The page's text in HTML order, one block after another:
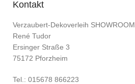
Kontakt
Verzaubert-Dekoverleih SHOWROOM
René Tudor
Ersinger Straße 3
75172 Pforzheim
Tel.: 015678 866223